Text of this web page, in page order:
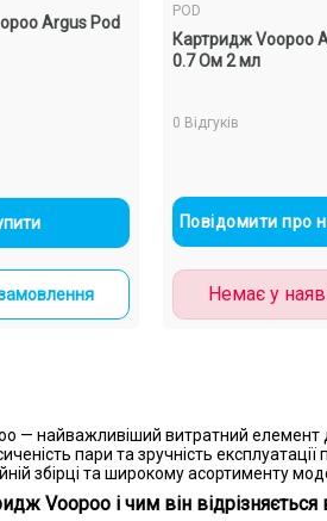
Pod
Argus Pod
+
POD
Картридж Voopoo
0.7 Ом 2 мл
0 Відгуків
Повідомити про
Немає у
— найважливіший витратний елемент
пари та зручність
збірці та широкому асортименту
Voopoo і чим він відрізняється